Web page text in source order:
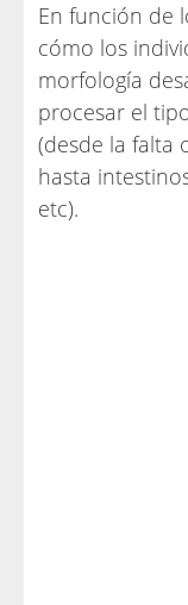
En función de
cómo los
morfología
procesar el
(desde la falta
hasta
etc).